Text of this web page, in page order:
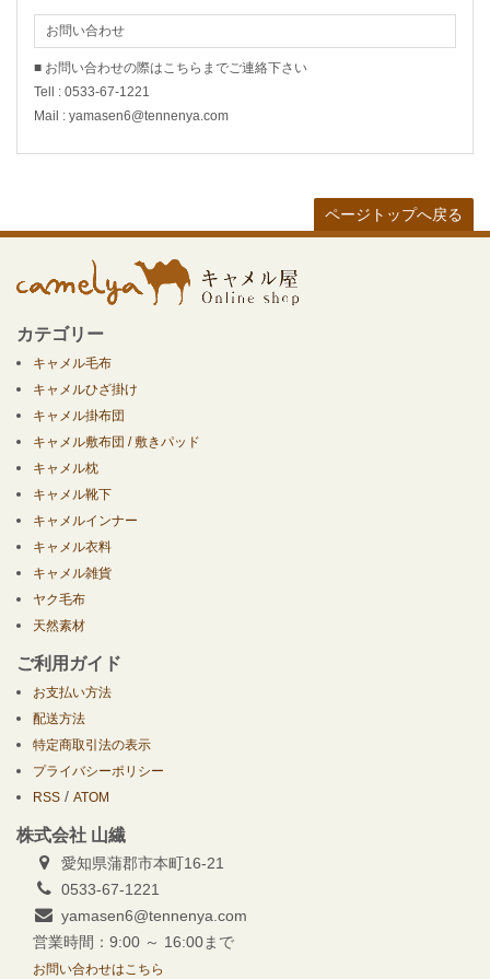
お問い合わせ
■ お問い合わせの際はこちらまでご連絡下さい
Tell : 0533-67-1221
Mail : yamasen6@tennenya.com
ページトップへ戻る
カテゴリー
キャメル毛布
キャメルひざ掛け
キャメル掛布団
キャメル敷布団 / 敷きパッド
キャメル枕
キャメル靴下
キャメルインナー
キャメル衣料
キャメル雑貨
ヤク毛布
天然素材
ご利用ガイド
お支払い方法
配送方法
特定商取引法の表示
プライバシーポリシー
RSS / ATOM
株式会社 山繊
愛知県蒲郡市本町16-21
0533-67-1221
yamasen6@tennenya.com
営業時間：9:00 ～ 16:00まで
お問い合わせはこちら